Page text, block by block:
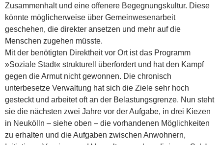
Zusammenhalt und eine offenere Begegnungskultur. Diese
könnte möglicherweise über Gemeinwesenarbeit
geschehen, die direkter ansetzen und mehr auf die
Menschen zugehen müsste.
Mit der benötigten Direktheit vor Ort ist das Programm
»Soziale Stadt« strukturell überfordert und hat den Kampf
gegen die Armut nicht gewonnen. Die chronisch
unterbesetze Verwaltung hat sich die Ziele sehr hoch
gesteckt und arbeitet oft an der Belastungsgrenze. Nun steht
sie die nächsten zwei Jahre vor der Aufgabe, in drei Kiezen
in Neukölln – siehe oben – die vorhandenen Möglichkeiten
zu erhalten und die Aufgaben zwischen Anwohnern,